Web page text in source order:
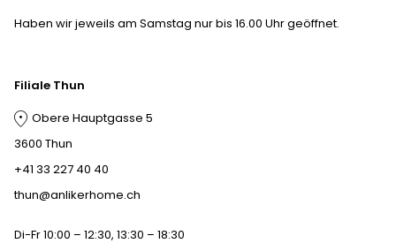
Haben wir jeweils am Samstag nur bis 16.00 Uhr geöffnet.
Filiale Thun
Obere Hauptgasse 5
3600 Thun
+41 33 227 40 40
thun@anlikerhome.ch
Di-Fr 10:00 – 12:30, 13:30 – 18:30